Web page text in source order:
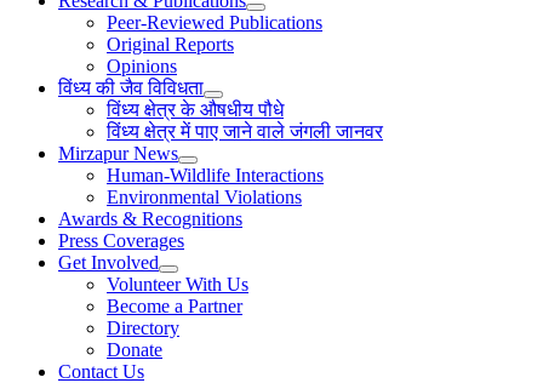
Peer-Reviewed Publications
Original Reports
Opinions
विंध्य की जैव विविधता
विंध्य क्षेत्र के औषधीय पौधे
विंध्य क्षेत्र में पाए जाने वाले जंगली जानवर
Mirzapur News
Human-Wildlife Interactions
Environmental Violations
Awards & Recognitions
Press Coverages
Get Involved
Volunteer With Us
Become a Partner
Directory
Donate
Contact Us